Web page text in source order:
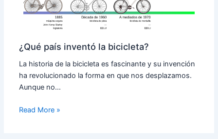
¿Qué país inventó la bicicleta?
La historia de la bicicleta es fascinante y su invención
ha revolucionado la forma en que nos desplazamos.
Aunque no…
Read More »